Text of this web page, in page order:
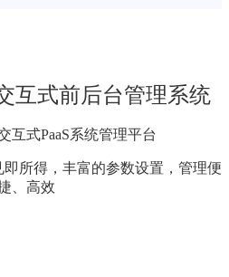
互式前后台管理系统
互式PaaS系统管理平台
所得，丰富的参数设置，管理便
、高效